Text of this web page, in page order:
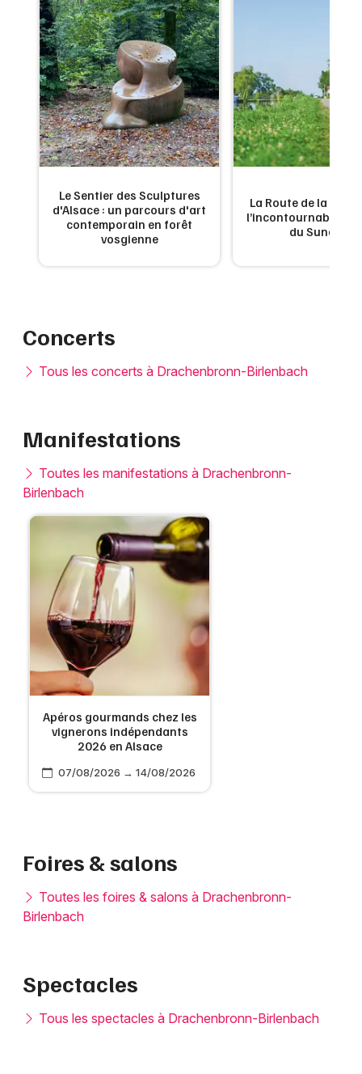
Le Sentier des Sculptures
d'Alsace : un parcours d'art
contemporain en forêt
vosgienne
La Route de la
l’incontournable
du Sundgau
Concerts
Tous les concerts à Drachenbronn-Birlenbach
Manifestations
Toutes les manifestations à Drachenbronn-
Birlenbach
Apéros gourmands chez les
vignerons indépendants
2026 en Alsace
07/08/2026 → 14/08/2026
Foires & salons
Toutes les foires & salons à Drachenbronn-
Birlenbach
Spectacles
Tous les spectacles à Drachenbronn-Birlenbach